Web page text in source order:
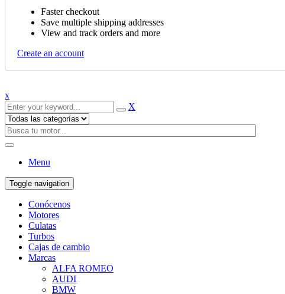
Faster checkout
Save multiple shipping addresses
View and track orders and more
Create an account
x
X
Menu
Toggle navigation
Conócenos
Motores
Culatas
Turbos
Cajas de cambio
Marcas
ALFA ROMEO
AUDI
BMW